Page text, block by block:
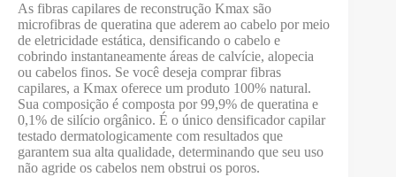
As fibras capilares de reconstrução Kmax são
microfibras de queratina que aderem ao cabelo por meio
de eletricidade estática, densificando o cabelo e
cobrindo instantaneamente áreas de calvície, alopecia
ou cabelos finos. Se você deseja comprar fibras
capilares, a Kmax oferece um produto 100% natural.
Sua composição é composta por 99,9% de queratina e
0,1% de silício orgânico. É o único densificador capilar
testado dermatologicamente com resultados que
garantem sua alta qualidade, determinando que seu uso
não agride os cabelos nem obstrui os poros.